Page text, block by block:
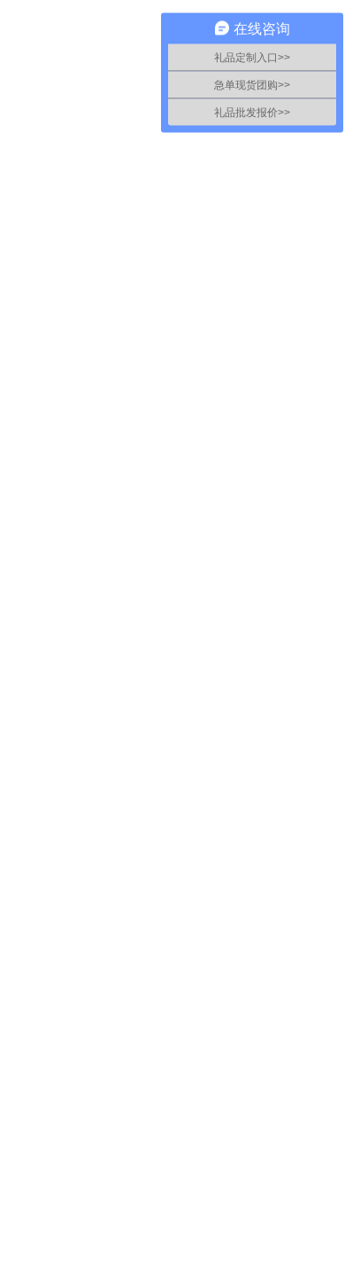
在线咨询
礼品定制入口>>
急单现货团购>>
礼品批发报价>>